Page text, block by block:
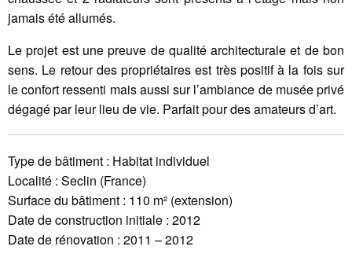
jamais été allumés.
Le projet est une preuve de qualité architecturale et de bon
sens. Le retour des propriétaires est très positif à la fois sur
le confort ressenti mais aussi sur l’ambiance de musée privé
dégagé par leur lieu de vie. Parfait pour des amateurs d’art.
Type de bâtiment : Habitat individuel
Localité : Seclin (France)
Surface du bâtiment : 110 m² (extension)
Date de construction initiale : 2012
Date de rénovation : 2011 – 2012